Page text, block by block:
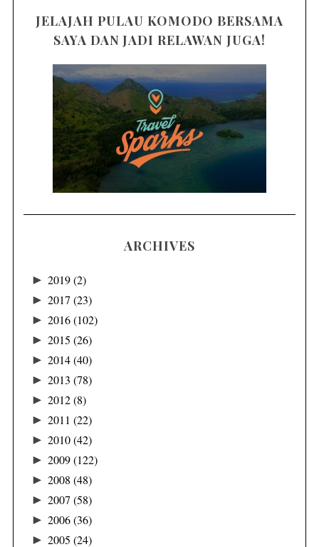
JELAJAH PULAU KOMODO BERSAMA
SAYA DAN JADI RELAWAN JUGA!
ARCHIVES
► 2019(2)
► 2017 (23)
► 2016(102)
► 2015 (26)
► 2014(40)
► 2013 (78)
► 2012(8)
► 2011 (22)
► 2010(42)
► 2009(122)
► 2008 (48)
► 2007 (58)
► 2006(36)
► 2005 (24)